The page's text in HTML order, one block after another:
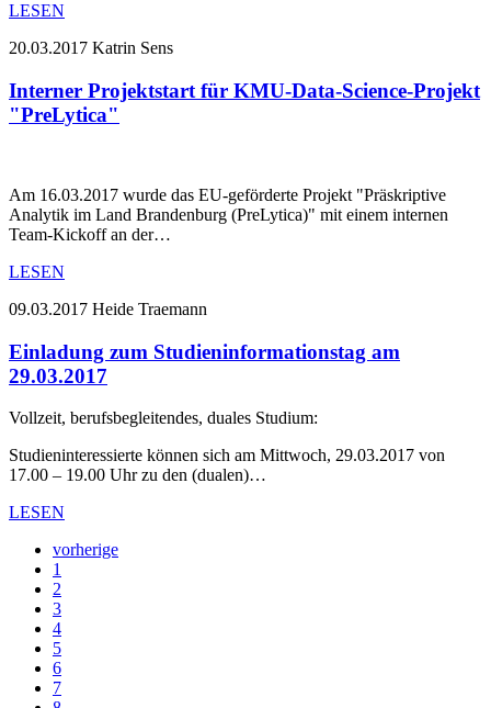
LESEN
20.03.2017 Katrin Sens
Interner Projektstart für KMU-Data-Science-Projekt
"PreLytica"
Am 16.03.2017 wurde das EU-geförderte Projekt "Präskriptive
Analytik im Land Brandenburg (PreLytica)" mit einem internen
Team-Kickoff an der…
LESEN
09.03.2017 Heide Traemann
Einladung zum Studieninformationstag am
29.03.2017
Vollzeit, berufsbegleitendes, duales Studium:
Studieninteressierte können sich am Mittwoch, 29.03.2017 von
17.00 – 19.00 Uhr zu den (dualen)…
LESEN
vorherige
1
2
3
4
5
6
7